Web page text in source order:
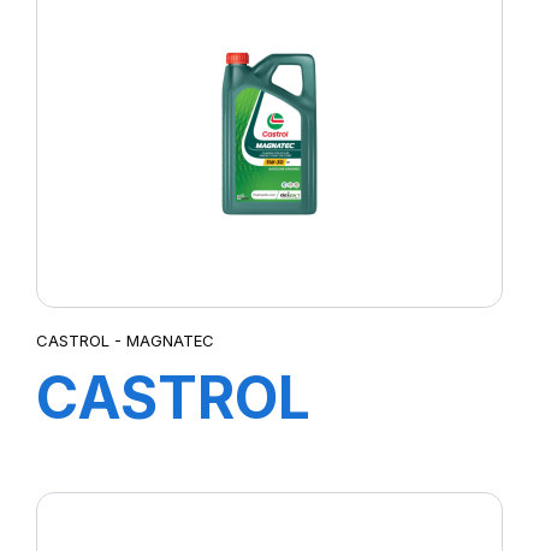
CASTROL - MAGNATEC
CASTROL